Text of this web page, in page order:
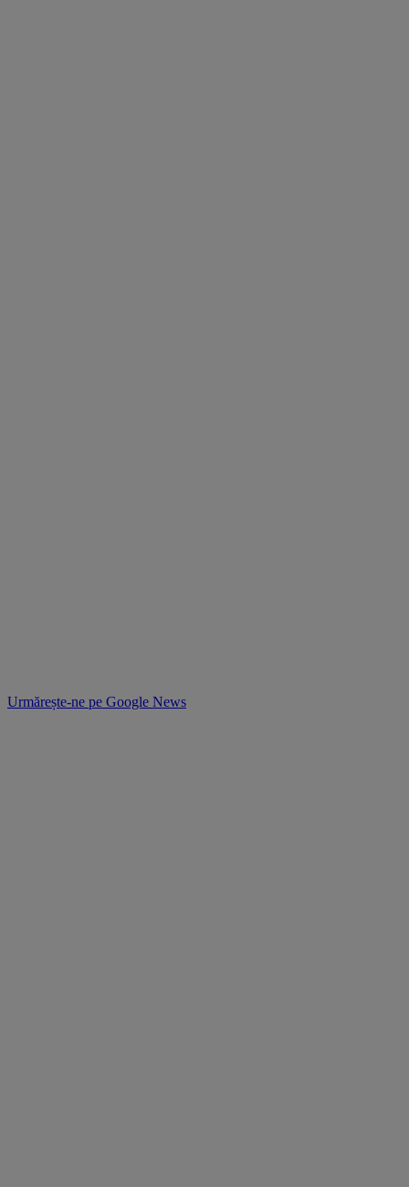
Urmărește-ne pe Google News